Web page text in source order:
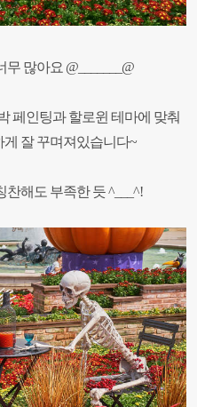
많아요 @_______@
페인팅과 할로윈 테마에 맞춰
잘 꾸며져있습니다~
해도 부족한 듯 ^___^!